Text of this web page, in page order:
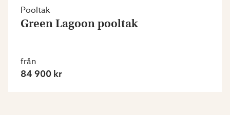
Pooltak
Green Lagoon pooltak
från
84 900 kr